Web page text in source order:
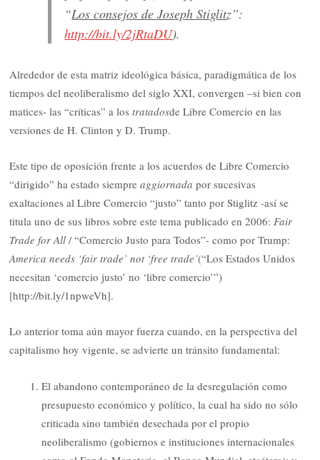
“Los consejos de Joseph Stiglitz”:
http://bit.ly/2jRtaDU).
Alrededor de esta matriz ideológica básica, paradigmática de los
tiempos del neoliberalismo del siglo XXI, convergen –si bien con
matices- las “críticas” a lostratadosde Libre Comercio en las
versiones de H. Clinton y D. Trump.
Este tipo de oposición frente a los acuerdos de Libre Comercio
“dirigido” ha estado siempreaggiornadapor sucesivas
exaltaciones al Libre Comercio “justo” tanto por Stiglitz -así se
titula uno de sus libros sobre este tema publicado en 2006:Fair
Trade for All/ “Comercio Justo para Todos”- como por Trump:
America needs ‘fair trade’ not ‘free trade’(“Los Estados Unidos
necesitan ‘comercio justo’ no ‘libre comercio’”)
[http://bit.ly/1npweVh].
Lo anterior toma aún mayor fuerza cuando, en la perspectiva del
capitalismo hoy vigente, se advierte un tránsito fundamental:
El abandono contemporáneo de la desregulación como
presupuesto económico y político, la cual ha sido no sólo
criticada sino también desechada por el propio
neoliberalismo (gobiernos e instituciones internacionales